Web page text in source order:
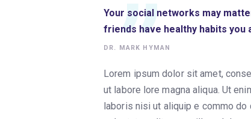
Your social networks may
friends have healthy habits
DR. MARK HYMAN
Lorem ipsum dolor sit amet,
ut labore lore magna aliqua. Ut
laboris nisi ut aliquip e commo do